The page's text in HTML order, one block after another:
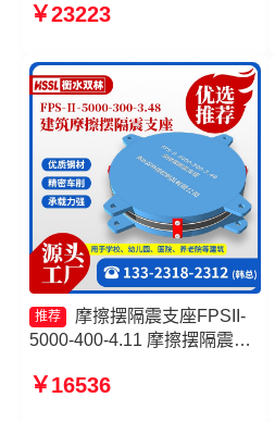
9000-300-3.48 摩擦复摆隔震
￥23223
推荐
摩擦摆隔震支座FPSII-
5000-400-4.11 摩擦摆隔震支
工厂 建筑隔震摩擦摆支座厂家
￥16536